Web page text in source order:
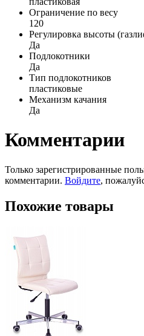
Ограничение по весу
120
Регулировка высоты
Да
Подлокотники
Да
Тип подлокотников
пластиковые
Механизм качания
Да
Комментарии
Только зарегистрированные
комментарии. Войдите,
Похожие товары